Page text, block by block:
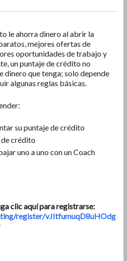
le ahorra dinero al abrir la
mejores ofertas de
oportunidades de trabajo y
un puntaje de crédito no
dinero que tenga; solo depende
algunas reglas básicas.
su puntaje de crédito
crédito
uno a uno con un Coach
clic aquí para registrarse:
register/vJItfumuqD8uHOdg